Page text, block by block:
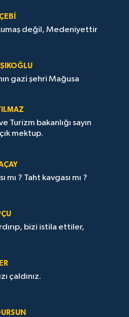
değil, Medeniyettir
gazi şehri Mağusa
Turizm bakanlığı sayın
mektup.
mı ? Taht kavgası mı ?
bizi istila ettiler,
çaldınız.